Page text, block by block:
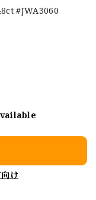
#JWA3060
け